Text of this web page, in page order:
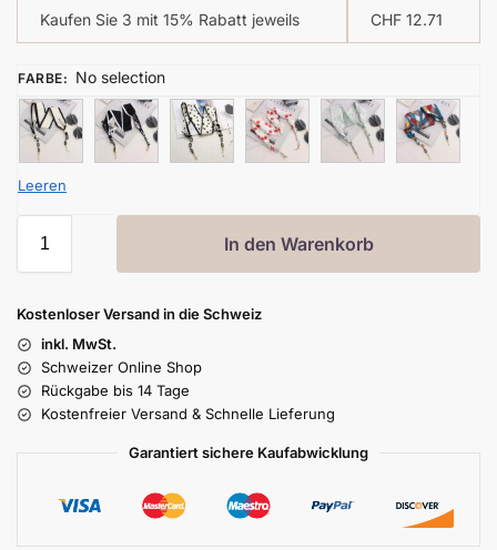
Kaufen Sie 3 mit 15% Rabatt jeweils CHF 12.71
FARBE: No selection
Leeren
In den Warenkorb
Kostenloser Versand in die Schweiz
inkl. MwSt.
Schweizer Online Shop
Rückgabe bis 14 Tage
Kostenfreier Versand & Schnelle Lieferung
Garantiert sichere Kaufabwicklung